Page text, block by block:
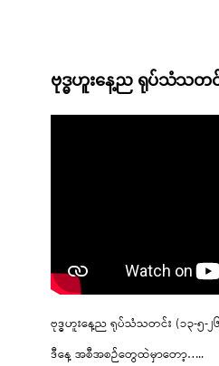
ဗုဒ္ဓဟူးနေ့ည ရုပ်သံသတင်
ဗုဒ္ဓဟူးနေ့ည ရုပ်သံသတင်း (၁၃-၅-၂
ဒီနေ့ အစီအစဉ်တွေထဲမှာတော့…..